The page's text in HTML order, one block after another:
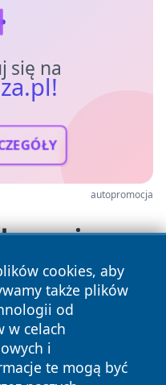
się na
autopromocja
cookies, aby
także plików
od
w celach
i
te mogą być